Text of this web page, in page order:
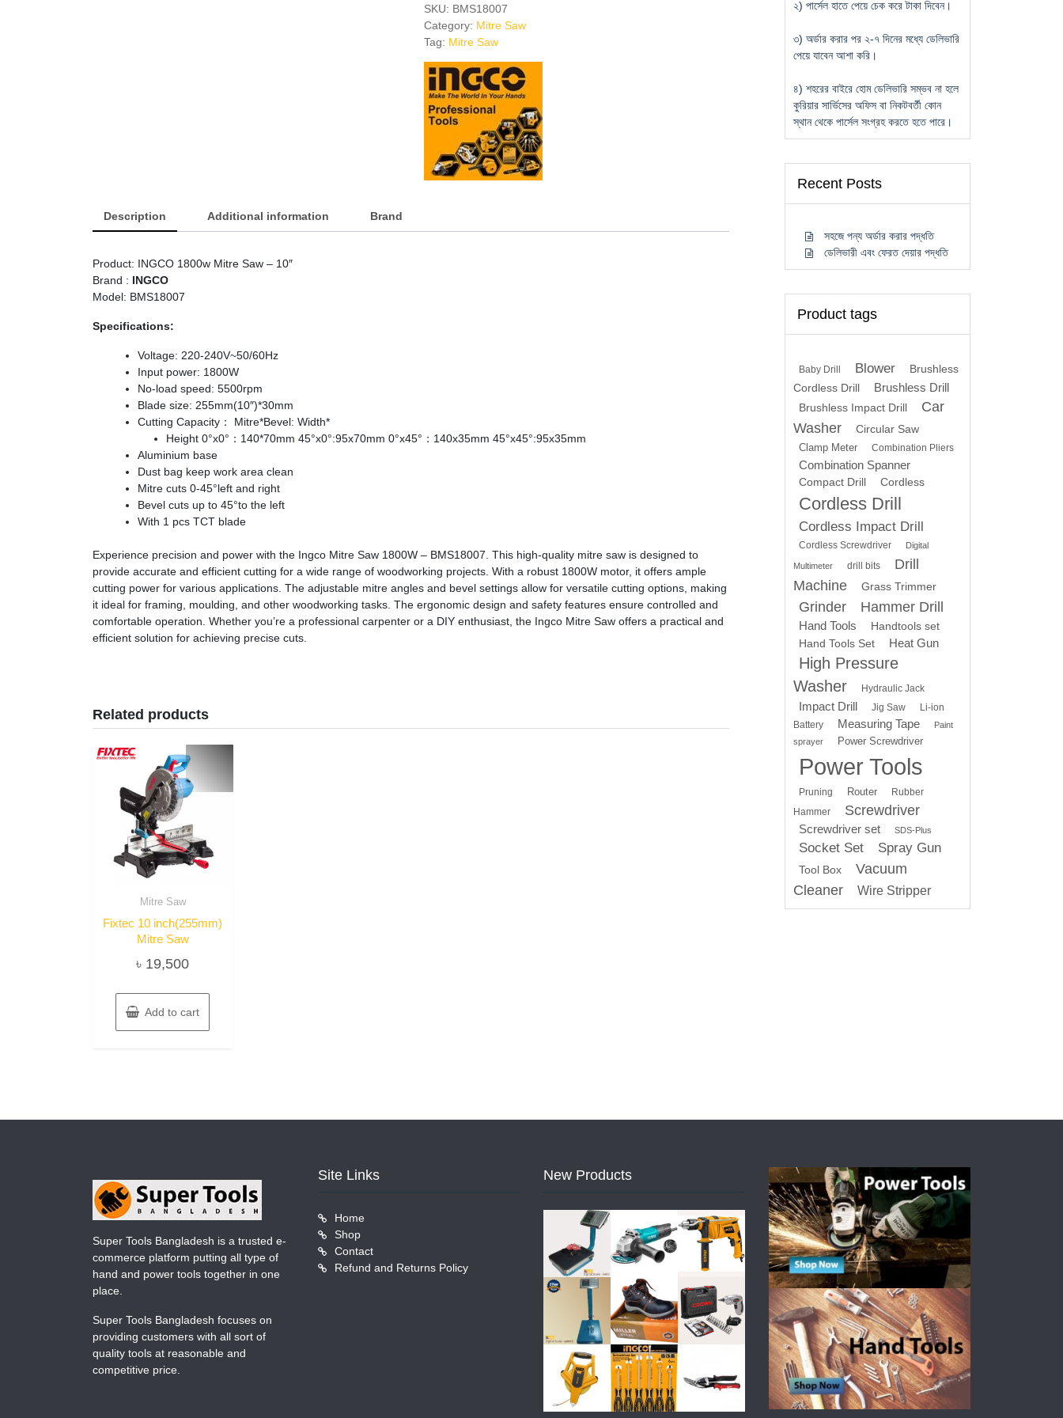
Saw
10"
SKU: BMS18007
Category: Mitre Saw
Tag: Mitre Saw
Description Additional information Brand
Product: INGCO 1800w Mitre Saw – 10″
Brand : INGCO
Model: BMS18007
Specifications:
Voltage: 220-240V~50/60Hz
Input power: 1800W
No-load speed: 5500rpm
Blade size: 255mm(10″)*30mm
Cutting Capacity： Mitre*Bevel: Width*
Height 0°x0°：140*70mm 45°x0°:95x70mm 0°x45°：140x35mm 45°x45°:95x35mm
Aluminium base
Dust bag keep work area clean
Mitre cuts 0-45°left and right
Bevel cuts up to 45°to the left
With 1 pcs TCT blade
Experience precision and power with the Ingco Mitre Saw 1800W – BMS18007. This high-quality mitre saw is designed to
provide accurate and efficient cutting for a wide range of woodworking projects. With a robust 1800W motor, it offers ample
cutting power for various applications. The adjustable mitre angles and bevel settings allow for versatile cutting options, making
it ideal for framing, moulding, and other woodworking tasks. The ergonomic design and safety features ensure controlled and
comfortable operation. Whether you’re a professional carpenter or a DIY enthusiast, the Ingco Mitre Saw offers a practical and
efficient solution for achieving precise cuts.
Related products
Mitre Saw
Fixtec 10 inch(255mm)
Mitre Saw
৳ 19,500
Add to cart
২) পার্সেল হাতে পেয়ে চেক করে টাকা দিবেন।
৩) অর্ডার করার পর ২-৭ দিনের মধ্যে ডেলিভারি
পেয়ে যাবেন আশা করি।
৪) শহরের বাইরে হোম ডেলিভারি সম্ভব না হলে
কুরিয়ার সার্ভিসের অফিস বা নিকটবর্তী কোন
স্থান থেকে পার্সেল সংগ্রহ করতে হতে পারে।
Recent Posts
সহজে পন্য অর্ডার করার পদ্ধতি
ডেলিভারী এবং ফেরত দেয়ার পদ্ধতি
Product tags
Baby Drill Blower
Brushless
Cordless Drill
Brushless Drill
Brushless Impact Drill
Car
Washer
Circular Saw
Clamp Meter
Combination Pliers
Combination Spanner
Compact Drill Cordless
Cordless Drill
Cordless Impact Drill
Cordless Screwdriver Digital
Multimeter drill bits
Drill
Machine
Grass Trimmer
Grinder Hammer Drill
Hand Tools
Handtools set
Hand Tools Set
Heat Gun
High Pressure
Washer
Hydraulic Jack
Impact Drill Jig Saw
Li-ion
Battery
Measuring Tape
Paint
sprayer
Power Screwdriver
Power Tools
Pruning Router
Rubber
Hammer
Screwdriver
Screwdriver set SDS-Plus
Socket Set Spray Gun
Tool Box
Vacuum
Cleaner
Wire Stripper
Super Tools Bangladesh is a trusted e-
commerce platform putting all type of
hand and power tools together in one
place.
Super Tools Bangladesh focuses on
providing customers with all sort of
quality tools at reasonable and
competitive price.
Site Links
Home
Shop
Contact
Refund and Returns Policy
New Products